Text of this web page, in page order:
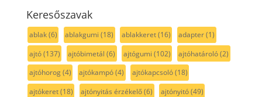
Keresőszavak
ablak(6) ablakgumi (18) ablakkeret(16) adapter(1)
ajtó(137) ajtóbimetál (6) ajtógumi (102) ajtóhatároló(2)
ajtóhorog(4) ajtókampó(4) ajtókapcsoló(18)
ajtókeret(18) ajtónyitás érzékelő(6) ajtónyitó(49)